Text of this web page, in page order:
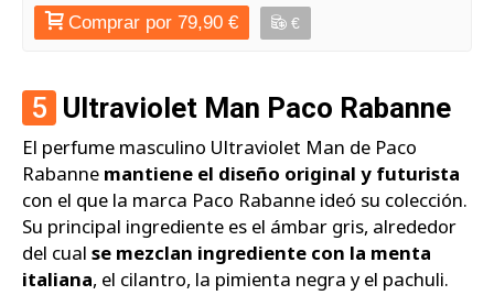
Comprar por 79,90 € €
5 Ultraviolet Man Paco Rabanne
El perfume masculino Ultraviolet Man de Paco
Rabanne mantiene el diseño original y futurista
con el que la marca Paco Rabanne ideó su colección.
Su principal ingrediente es el ámbar gris, alrededor
del cual se mezclan ingrediente con la menta
italiana, el cilantro, la pimienta negra y el pachuli.